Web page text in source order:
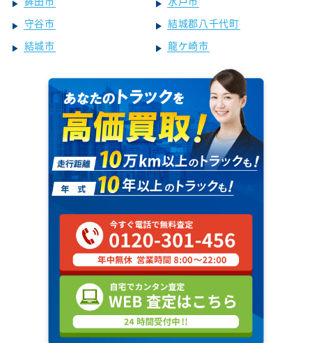
守谷市
結城郡八千代町
結城市
龍ケ崎市